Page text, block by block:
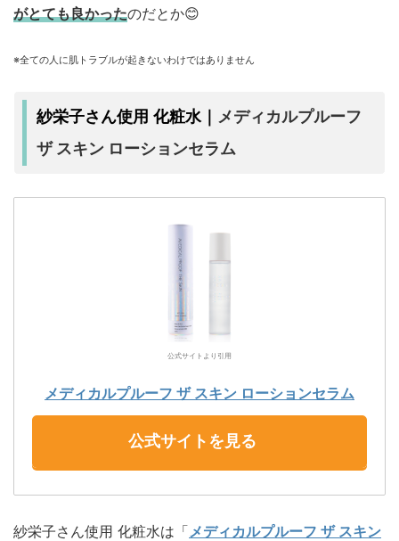
がとても良かったのだとか😊
※全ての人に肌トラブルが起きないわけではありません
紗栄子さん使用 化粧水｜
メディカルプルーフ
ザ スキン ローションセラム
公式サイトより引用
メディカルプルーフ ザ スキン ローションセラム
公式サイトを見る
紗栄子さん使用 化粧水は「 メディカルプルーフ ザ スキン